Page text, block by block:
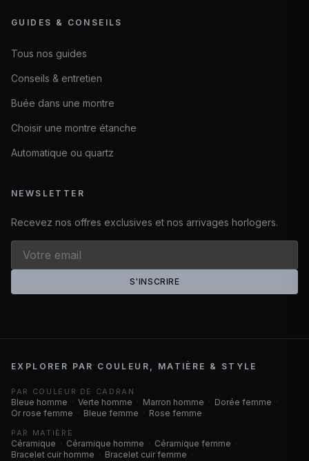
GUIDES & CONSEILS
Tous nos guides
Conseils & entretien
Buée dans une montre
Choisir une montre étanche
Automatique ou quartz
NEWSLETTER
Recevez nos offres exclusives et nos arrivages horlogers.
S'INSCRIRE
EXPLORER PAR COULEUR, MATIÈRE & STYLE
PAR COULEUR DE CADRAN
Bleue homme · Verte homme · Marron homme · Dorée femme ·
Or rose femme · Bleue femme · Rose femme
PAR MATIÈRE
Céramique · Céramique homme · Céramique femme ·
Bracelet cuir homme · Bracelet cuir femme ·